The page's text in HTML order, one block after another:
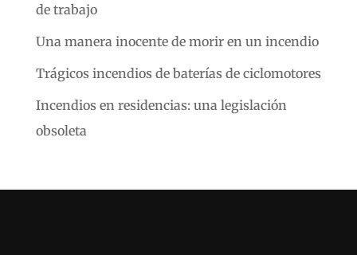
de trabajo
Una manera inocente de morir en un incendio
Trágicos incendios de baterías de ciclomotores
Incendios en residencias: una legislación
obsoleta